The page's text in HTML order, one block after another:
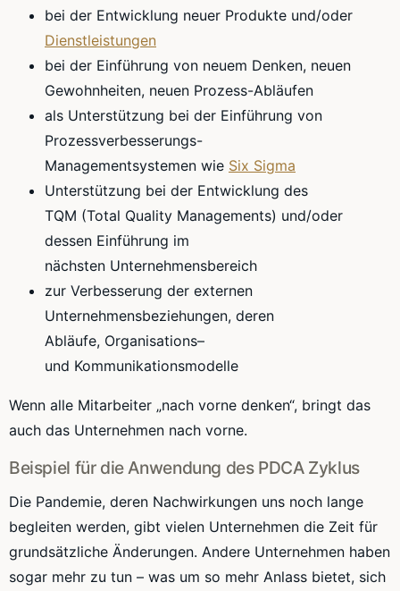
bei der Entwicklung neuer Produkte und/oder
Dienstleistungen
bei der Einführung von neuem Denken, neuen
Gewohnheiten, neuen Prozess-Abläufen
als Unterstützung bei der Einführung von
Prozessverbesserungs-
Managementsystemen wie Six Sigma
Unterstützung bei der Entwicklung des
TQM (Total Quality Managements) und/oder
dessen Einführung im
nächsten Unternehmensbereich
zur Verbesserung der externen
Unternehmensbeziehungen, deren
Abläufe, Organisations–
und Kommunikationsmodelle
Wenn alle Mitarbeiter „nach vorne denken“, bringt das
auch das Unternehmen nach vorne.
Beispiel für die Anwendung des PDCAZyklus
Die Pandemie, deren Nachwirkungen uns noch lange
begleiten werden, gibt vielen Unternehmen die Zeit für
grundsätzliche Änderungen. Andere Unternehmen haben
sogar mehr zu tun – was um so mehr Anlass bietet, sich